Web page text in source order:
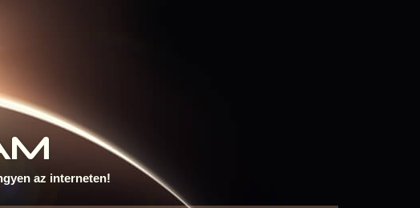
az interneten!